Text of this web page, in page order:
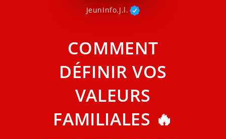
JeunInfo.J.l.
COMMENT
DÉFINIR VOS
VALEURS
FAMILIALES 🔥